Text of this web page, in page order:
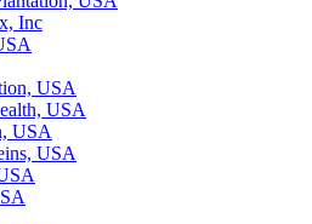
Inc
USA
USA
USA
USA